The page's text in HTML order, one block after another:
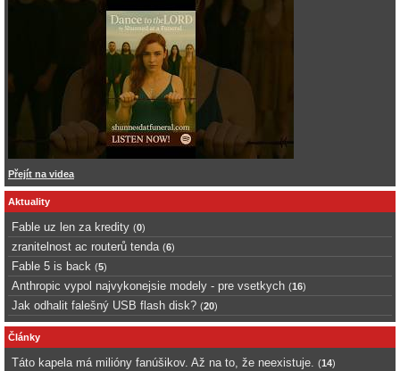
Přejít na videa
Aktuality
Fable uz len za kredity (0)
zranitelnost ac routerů tenda (6)
Fable 5 is back (5)
Anthropic vypol najvykonejsie modely - pre vsetkych (16)
Jak odhalit falešný USB flash disk? (20)
Články
Táto kapela má milióny fanúšikov. Až na to, že neexistuje. (14)